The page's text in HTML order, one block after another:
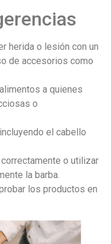
herida o lesión con un
de accesorios como
a quienes
o
el cabello
o utilizar
la barba.
los productos en